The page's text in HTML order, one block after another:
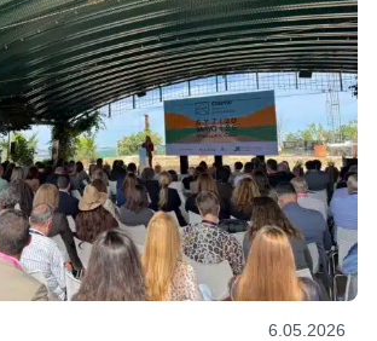
6.05.2026